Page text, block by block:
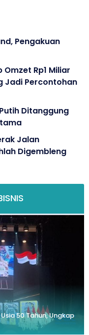
Pengakuan
Omzet Rp1 Miliar
Jadi Percontohan
Ditanggung
Jalan
Digembleng
50 Tahun, Ungkap